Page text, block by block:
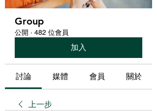
Group
公開 · 482 位會員
加入
討論 媒體 會員 關於
上一步